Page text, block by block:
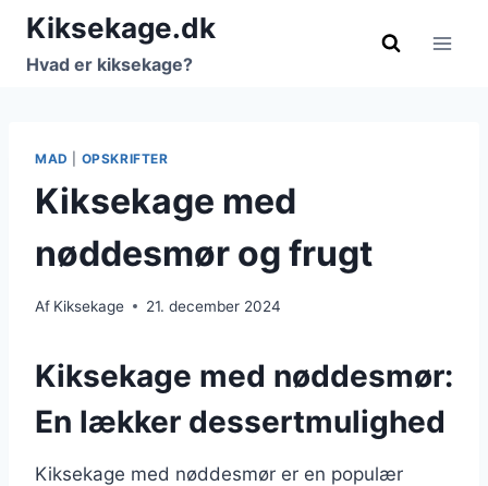
Fortsæt
indhold
Kiksekage.dk
Hvad er kiksekage?
MAD OPSKRIFTER
Kiksekage med
nøddesmør og frugt
Af Kiksekage 21. december 2024
Kiksekage med nøddesmør:
En lækker dessertmulighed
Kiksekage med nøddesmør er en populær